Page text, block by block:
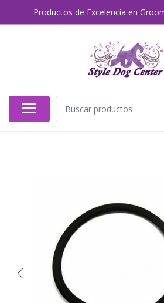
Productos de Excelencia en